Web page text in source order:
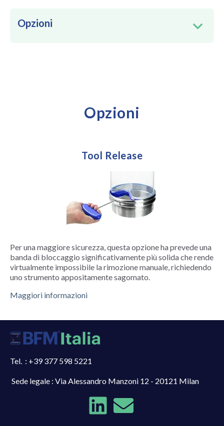
Opzioni
Opzioni
Tool Release
Per una maggiore sicurezza, questa opzione ha prevede una
banda di bloccaggio significativamente più solida che rende
virtualmente impossibile la rimozione manuale, richiedendo
uno strumento appositamente sagomato.
Maggiori informazioni
Tel. : +39 377 598 5221
Sede legale : Via Alessandro Manzoni 12 - 20121 Milan